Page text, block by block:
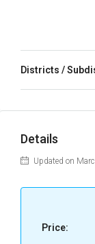
Districts /
Details
Updated on
Price: